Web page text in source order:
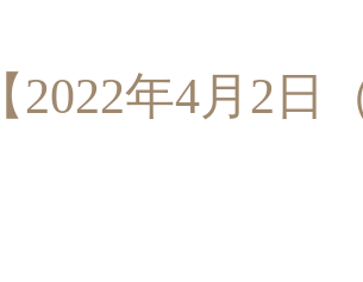
【2022年4月2